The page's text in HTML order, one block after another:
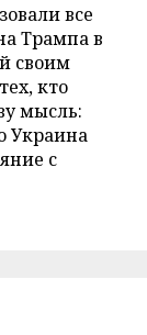
все
Трампа в
своим
кто
мысль:
Украина
с